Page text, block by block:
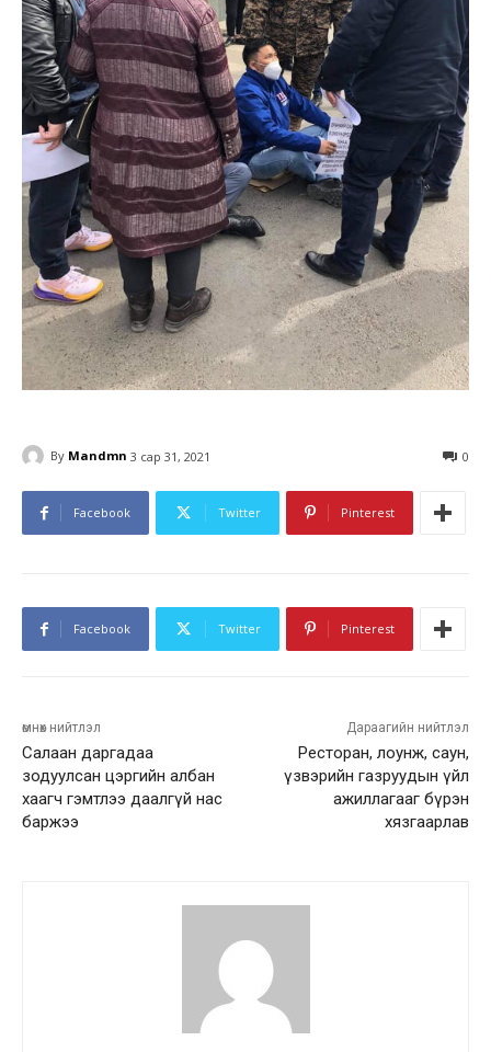
By Mandmn 3 сар 31, 2021 0
Facebook Twitter Pinterest
Facebook Twitter Pinterest
өмнөх нийтлэл
Салаан даргадаа
зодуулсан цэргийн албан
хаагч гэмтлээ даалгүй нас
баржээ
Дараагийн нийтлэл
Ресторан, лоунж, саун,
үзвэрийн газруудын үйл
ажиллагааг бүрэн
хязгаарлав